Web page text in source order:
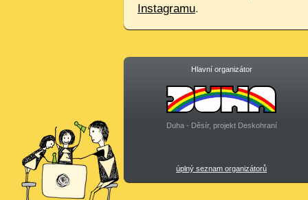
Instagramu.
Hlavní organizátor
Duha - Děsír, projekt Deskohraní
úplný seznam organizátorů